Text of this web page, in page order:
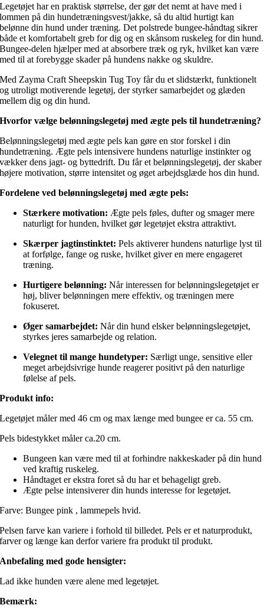
Legetøjet har en praktisk størrelse, der gør det nemt at have med i
lommen på din hundetræningsvest/jakke, så du altid hurtigt kan
belønne din hund under træning. Det polstrede bungee-håndtag sikrer
både et komfortabelt greb for dig og en skånsom ruskeleg for din hund.
Bungee-delen hjælper med at absorbere træk og ryk, hvilket kan være
med til at forebygge skader på hundens nakke og skuldre.
Med Zayma Craft Sheepskin Tug Toy får du et slidstærkt, funktionelt
og utroligt motiverende legetøj, der styrker samarbejdet og glæden
mellem dig og din hund.
Hvorfor vælge belønningslegetøj med ægte pels til hundetræning?
Belønningslegetøj med ægte pels kan gøre en stor forskel i din
hundetræning. Ægte pels intensivere hundens naturlige instinkter og
vækker dens jagt- og byttedrift. Du får et belønningslegetøj, der skaber
højere motivation, større intensitet og øget arbejdsglæde hos din hund.
Fordelene ved belønningslegetøj med ægte pels:
Stærkere motivation: Ægte pels føles, dufter og smager mere
naturligt for hunden, hvilket gør legetøjet ekstra attraktivt.
Skærper jagtinstinktet: Pels aktiverer hundens naturlige lyst til
at forfølge, fange og ruske, hvilket giver en mere engageret
træning.
Hurtigere belønning: Når interessen for belønningslegetøjet er
høj, bliver belønningen mere effektiv, og træningen mere
fokuseret.
Øger samarbejdet: Når din hund elsker belønningslegetøjet,
styrkes jeres samarbejde og relation.
Velegnet til mange hundetyper: Særligt unge, sensitive eller
meget arbejdsivrige hunde reagerer positivt på den naturlige
følelse af pels.
Produkt info:
Legetøjet måler med 46 cm og max længe med bungee er ca. 55 cm.
Pels bidestykket måler ca.20 cm.
Bungeen kan være med til at forhindre nakkeskader på din hund
ved kraftig ruskeleg.
Håndtaget er ekstra foret så du har et behageligt greb.
Ægte pelse intensiverer din hunds interesse for legetøjet.
Farve: Bungee pink , lammepels hvid.
Pelsen farve kan variere i forhold til billedet. Pels er et naturprodukt,
farver og længe kan derfor variere fra produkt til produkt.
Anbefaling med gode hensigter:
Lad ikke hunden være alene med legetøjet.
Bemærk: